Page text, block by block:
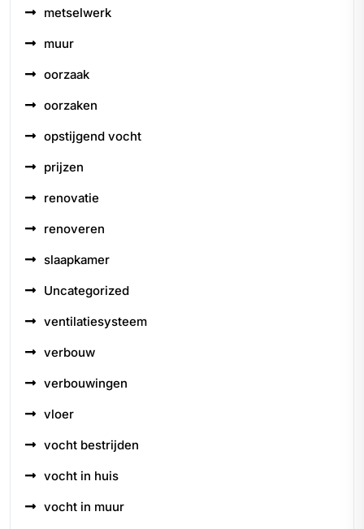
metselwerk
muur
oorzaak
oorzaken
opstijgend vocht
prijzen
renovatie
renoveren
slaapkamer
Uncategorized
ventilatiesysteem
verbouw
verbouwingen
vloer
vocht bestrijden
vocht in huis
vocht in muur